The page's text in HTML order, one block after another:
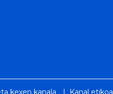
kexen kanala | Kanal etikoa